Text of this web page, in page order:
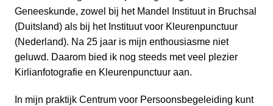
Geneeskunde, zowel bij het Mandel Instituut in Bruchsal
(Duitsland) als bij het Instituut voor Kleurenpunctuur
(Nederland). Na 25 jaar is mijn enthousiasme niet
geluwd. Daarom bied ik nog steeds met veel plezier
Kirlianfotografie en Kleurenpunctuur aan.
In mijn praktijk Centrum voor Persoonsbegeleiding kunt